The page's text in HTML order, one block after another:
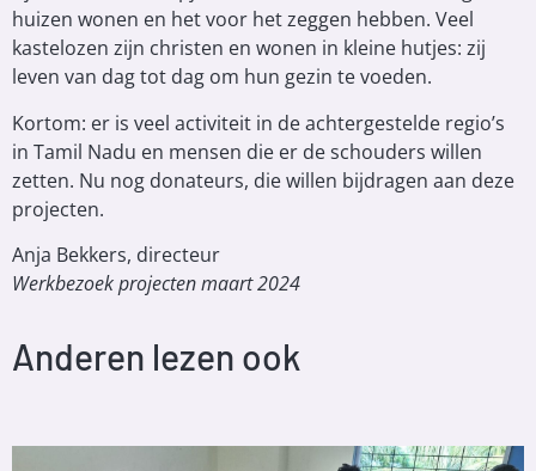
huizen wonen en het voor het zeggen hebben. Veel
kastelozen zijn christen en wonen in kleine hutjes: zij
leven van dag tot dag om hun gezin te voeden.
Kortom: er is veel activiteit in de achtergestelde regio’s
in Tamil Nadu en mensen die er de schouders willen
zetten. Nu nog donateurs, die willen bijdragen aan deze
projecten.
Anja Bekkers, directeur
Werkbezoek projecten maart 2024
Anderen lezen ook